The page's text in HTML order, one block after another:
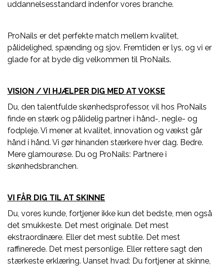
uddannelsesstandard indenfor vores branche.
ProNails er det perfekte match mellem kvalitet,
pålidelighed, spænding og sjov. Fremtiden er lys, og vi er
glade for at byde dig velkommen til ProNails.
VISION / VI HJÆLPER DIG MED AT VOKSE
Du, den talentfulde skønhedsprofessor, vil hos ProNails
finde en stærk og pålidelig partner i hånd-, negle- og
fodpleje. Vi mener at kvalitet, innovation og vækst går
hånd i hånd. Vi gør hinanden stærkere hver dag. Bedre.
Mere glamourøse. Du og ProNails: Partnere i
skønhedsbranchen.
VI FÅR DIG TIL AT SKINNE
Du, vores kunde, fortjener ikke kun det bedste, men også
det smukkeste. Det mest originale. Det mest
ekstraordinære. Eller det mest subtile. Det mest
raffinerede. Det mest personlige. Eller rettere sagt den
stærkeste erklæring. Uanset hvad: Du fortjener at skinne,